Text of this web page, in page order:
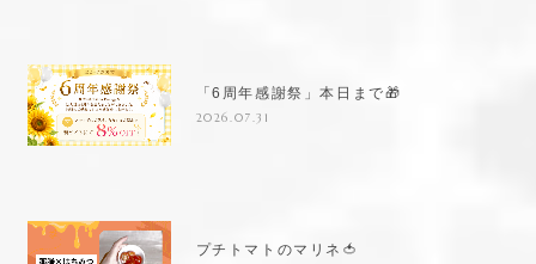
「6周年感謝祭」本日まで🎁
2026.07.31
プチトマトのマリネ🍅